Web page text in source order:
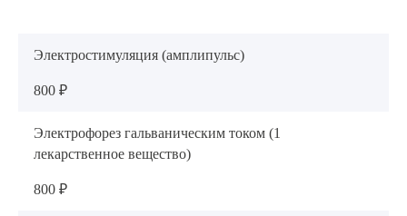
Электростимуляция (амплипульс)
800 ₽
Электрофорез гальваническим током (1
лекарственное вещество)
800 ₽